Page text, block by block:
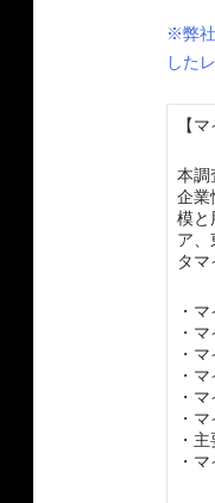
※弊
した
【
本調
企業
模と
ア
タマ
・
・
・
・
・
・
・
・